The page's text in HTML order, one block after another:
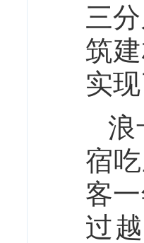
三
筑
实
浪
宿
客
过